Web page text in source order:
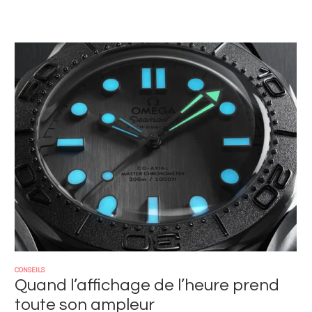
CONSEILS
Quand l’affichage de l’heure prend
toute son ampleur